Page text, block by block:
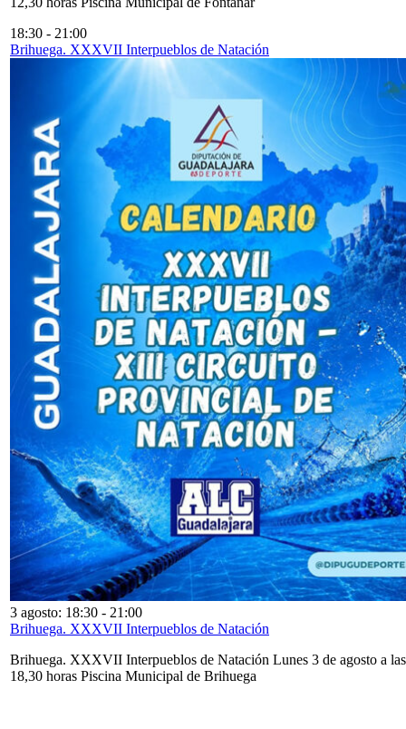
18:30 - 21:00
Brihuega. XXXVII Interpueblos de Natación
3 agosto: 18:30 - 21:00
Brihuega. XXXVII Interpueblos de Natación
Brihuega. XXXVII Interpueblos de Natación Lunes 3 de agosto a las
18,30 horas Piscina Municipal de Brihuega